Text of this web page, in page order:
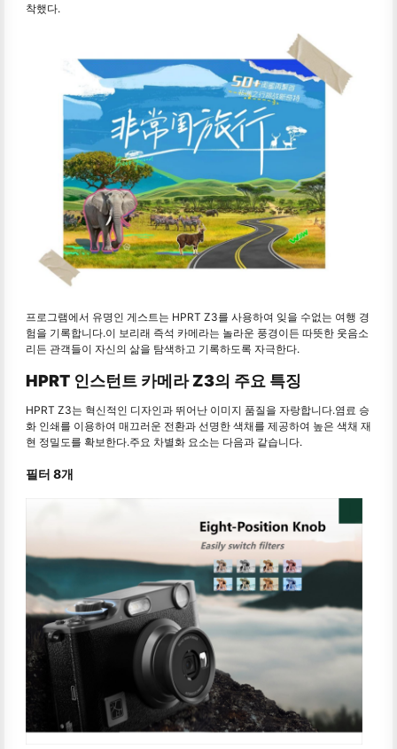
착했다.
프로그램에서 유명인 게스트는 HPRT Z3를 사용하여 잊을 수없는 여행 경
험을 기록합니다.이 보리래 즉석 카메라는 놀라운 풍경이든 따뜻한 웃음소
리든 관객들이 자신의 삶을 탐색하고 기록하도록 자극한다.
HPRT 인스턴트 카메라 Z3의 주요 특징
HPRT Z3는 혁신적인 디자인과 뛰어난 이미지 품질을 자랑합니다.염료 승
화 인쇄를 이용하여 매끄러운 전환과 선명한 색채를 제공하여 높은 색채 재
현 정밀도를 확보한다.주요 차별화 요소는 다음과 같습니다.
필터 8개